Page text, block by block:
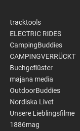
tracktools
ELECTRIC RIDES
CampingBuddies
CAMPINGVERRÜCKT
Buchgeflüster
majana media
OutdoorBuddies
Nordiska Livet
Unsere Lieblingsfilme
1886mag